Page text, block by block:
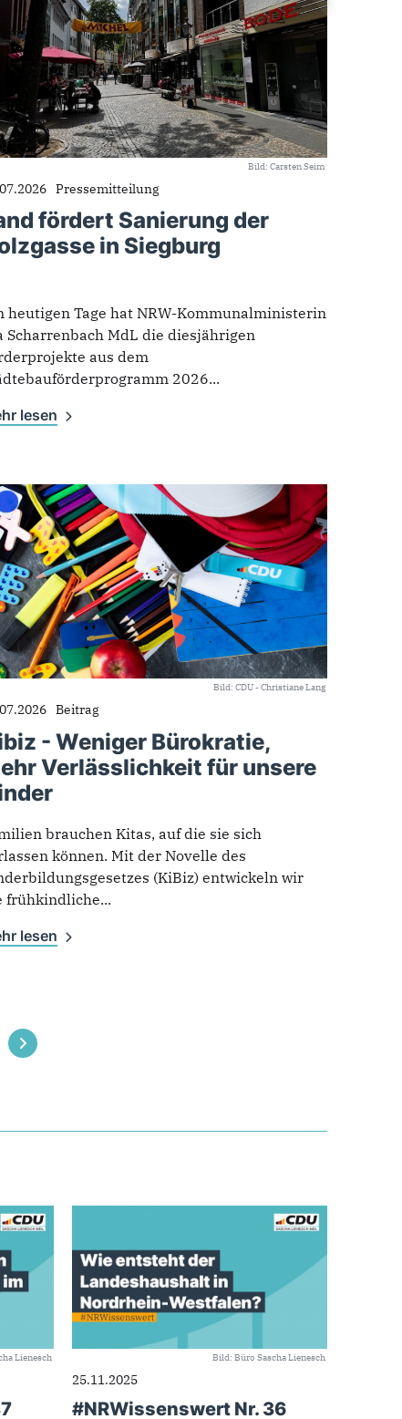
Bild: Carsten Seim
Pressemitteilung
fördert Sanierung der
in Siegburg
heutigen Tage hat NRW-Kommunalministerin
Scharrenbach MdL die diesjährigen
aus dem
2026...
lesen
Bild: CDU - Christiane Lang
Beitrag
- Weniger Bürokratie,
Verlässlichkeit für unsere
brauchen Kitas, auf die sie sich
können. Mit der Novelle des
(KiBiz) entwickeln wir
frühkindliche...
lesen
Lienesch Bild: Büro Sascha Lienesch
25.11.2025
#NRWissenswert Nr. 36